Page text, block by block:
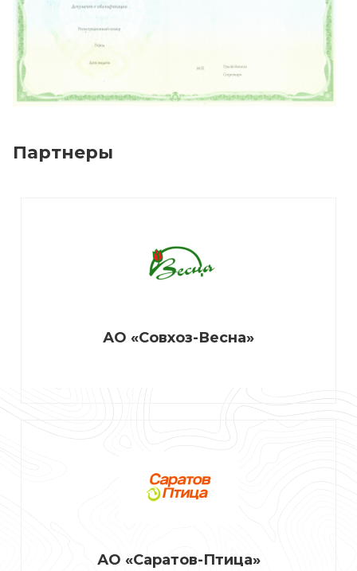
Партнеры
АО «Совхоз-Весна»
АО «Саратов-Птица»